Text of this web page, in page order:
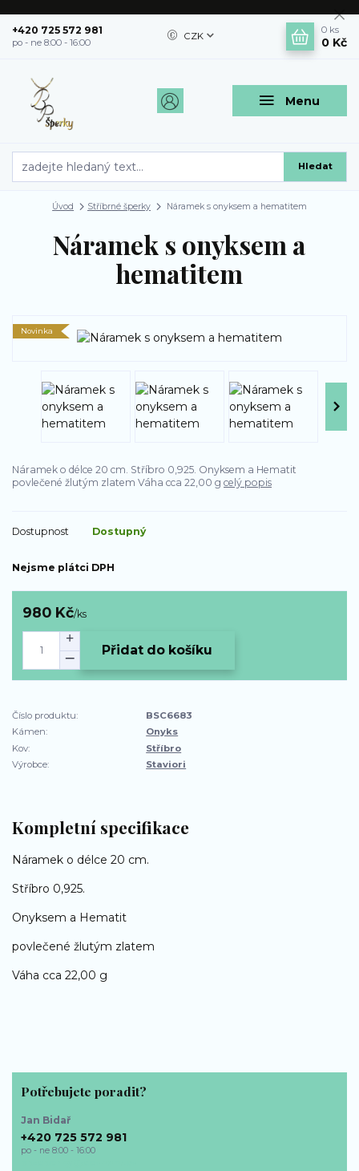
Menu
CZK
Hledat
+420 725 572 981
po - ne 8:00 - 16:00
0 ks
0 Kč
Úvod Stříbrné šperky Náramek s onyksem a hematitem
Náramek s onyksem a
hematitem
Novinka
Náramek o délce 20 cm. Stříbro 0,925. Onyksem a Hematit
povlečené žlutým zlatem Váha cca 22,00 g celý popis
Dostupnost Dostupný
Nejsme plátci DPH
980 Kč/ks
Přidat do košíku
Číslo produktu:
BSC6683
Kámen:
Onyks
Kov:
Stříbro
Výrobce:
Staviori
Kompletní specifikace
Náramek o délce 20 cm.
Stříbro 0,925.
Onyksem a Hematit
povlečené žlutým zlatem
Váha cca 22,00 g
Potřebujete poradit?
Jan Bidař
+420 725 572 981
po - ne 8:00 - 16:00